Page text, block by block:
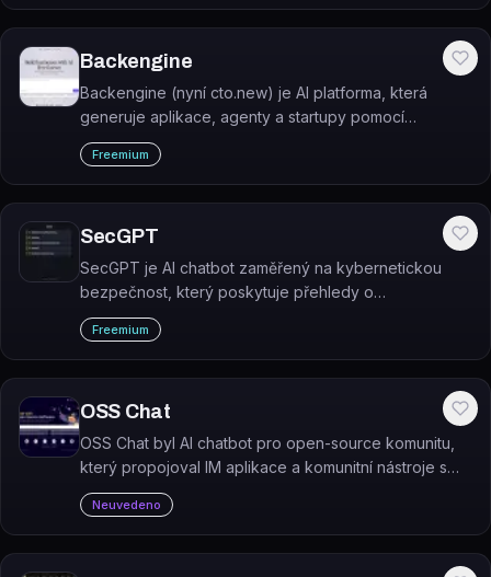
Backengine
Backengine (nyní cto.new) je AI platforma, která
generuje aplikace, agenty a startupy pomocí
předpřipravených AI týmů bez nutnosti kreditní karty
nebo API klíče.
Freemium
SecGPT
SecGPT je AI chatbot zaměřený na kybernetickou
bezpečnost, který poskytuje přehledy o
zranitelnostech, exploitech a nových hrozbách na
základě tréninku na tisících bezpečnostních zpráv.
Freemium
OSS Chat
OSS Chat byl AI chatbot pro open-source komunitu,
který propojoval IM aplikace a komunitní nástroje s
ChatGPT. Služba již není aktivní.
Neuvedeno